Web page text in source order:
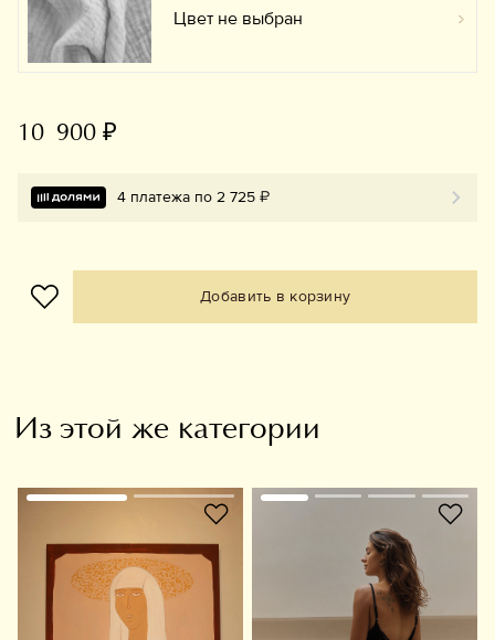
Цвет не выбран
10 900 ₽
4 платежа по 2 725 ₽
Добавить в корзину
Из этой же категории